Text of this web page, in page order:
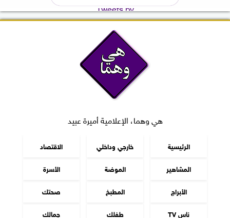
Tweets by
هي وهما، الإعلامية أميرة عبيد
الرئيسية خارجي وداخلي
الاقتصاد
المشاهير
الموضة
الأسرة
الأبراج
المطبخ
صحتك
ناس TV
طفلك جمالك